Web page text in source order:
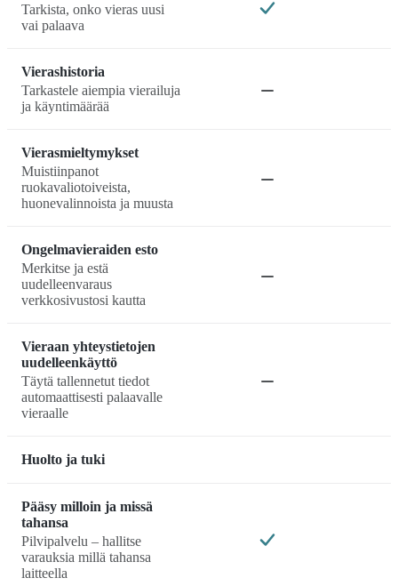
Tarkista, onko vieras uusi
vai palaava
Vierashistoria
Tarkastele aiempia vierailuja
ja käyntimäärää
Vierasmieltymykset
Muistiinpanot
ruokavaliotoiveista,
huonevalinnoista ja muusta
Ongelmavieraiden esto
Merkitse ja estä
uudelleenvaraus
verkkosivustosi kautta
Vieraan yhteystietojen
uudelleenkäyttö
Täytä tallennetut tiedot
automaattisesti palaavalle
vieraalle
Huolto ja tuki
Pääsy milloin ja missä
tahansa
Pilvipalvelu – hallitse
varauksia millä tahansa
laitteella